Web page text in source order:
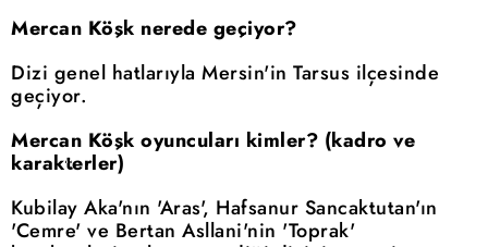
Mercan Köşk nerede geçiyor?
Dizi genel hatlarıyla Mersin'in Tarsus ilçesinde
geçiyor.
Mercan Köşk oyuncuları kimler? (kadro ve
karakterler)
Kubilay Aka'nın 'Aras', Hafsanur Sancaktutan'ın
'Cemre' ve Bertan Asllani'nin 'Toprak'